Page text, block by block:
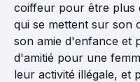
coiffeur pour être plus
qui se mettent sur son
son amie d'enfance et
d'amitié pour une
leur activité illégale, et